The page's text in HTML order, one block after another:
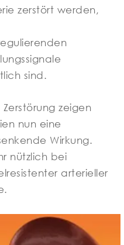
zerstört werden,
sind.
zeigen
nun eine
Wirkung.
nützlich bei
arterieller